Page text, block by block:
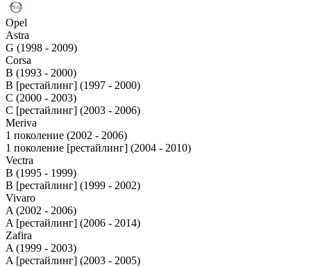
Opel
Astra
G (1998 - 2009)
Corsa
B (1993 - 2000)
B [рестайлинг] (1997 - 2000)
C (2000 - 2003)
C [рестайлинг] (2003 - 2006)
Meriva
1 поколение (2002 - 2006)
1 поколение [рестайлинг] (2004 - 2010)
Vectra
B (1995 - 1999)
B [рестайлинг] (1999 - 2002)
Vivaro
A (2002 - 2006)
A [рестайлинг] (2006 - 2014)
Zafira
A (1999 - 2003)
A [рестайлинг] (2003 - 2005)